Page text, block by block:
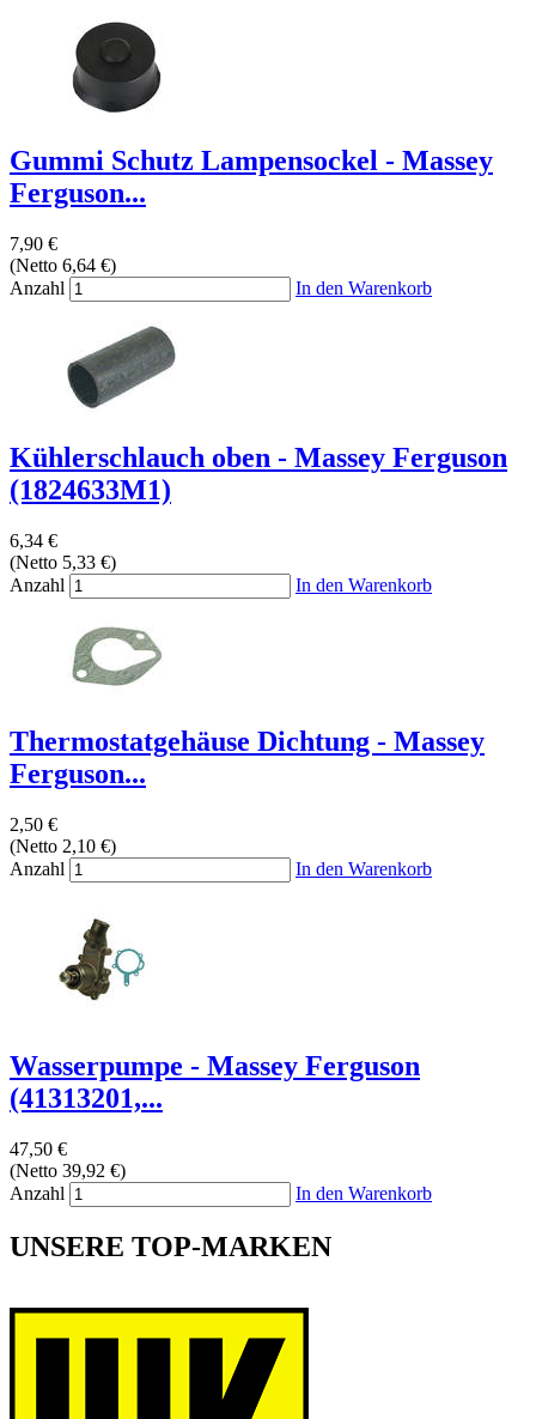
Gummi Schutz Lampensockel - Massey
Ferguson...
7,90 €
(Netto 6,64 €)
Anzahl
In den Warenkorb
Kühlerschlauch oben - Massey Ferguson
(1824633M1)
6,34 €
(Netto 5,33 €)
Anzahl
In den Warenkorb
Thermostatgehäuse Dichtung - Massey
Ferguson...
2,50 €
(Netto 2,10 €)
Anzahl
In den Warenkorb
Wasserpumpe - Massey Ferguson
(41313201,...
47,50 €
(Netto 39,92 €)
Anzahl
In den Warenkorb
UNSERE TOP-MARKEN